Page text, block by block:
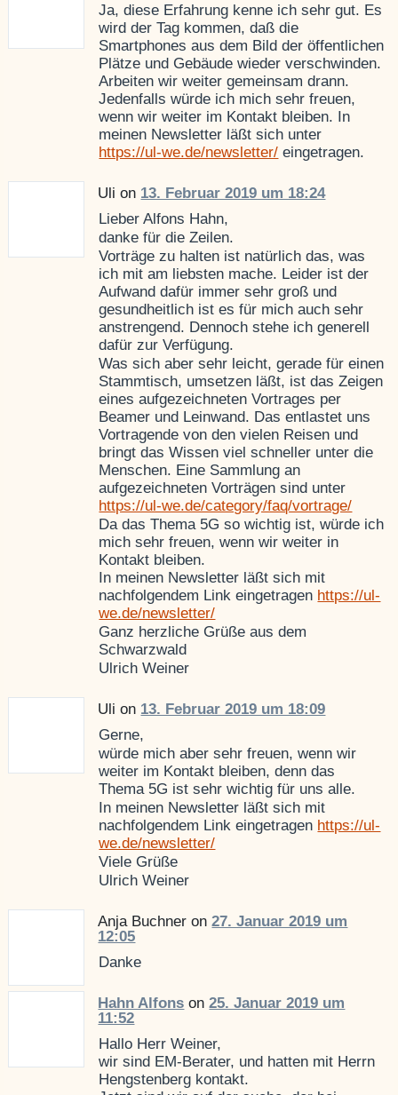
Ja, diese Erfahrung kenne ich sehr gut. Es
wird der Tag kommen, daß die
Smartphones aus dem Bild der öffentlichen
Plätze und Gebäude wieder verschwinden.
Arbeiten wir weiter gemeinsam drann.
Jedenfalls würde ich mich sehr freuen,
wenn wir weiter im Kontakt bleiben. In
meinen Newsletter läßt sich unter
https://ul-we.de/newsletter/ eingetragen.
Uli on 13. Februar 2019 um 18:24
Lieber Alfons Hahn,
danke für die Zeilen.
Vorträge zu halten ist natürlich das, was
ich mit am liebsten mache. Leider ist der
Aufwand dafür immer sehr groß und
gesundheitlich ist es für mich auch sehr
anstrengend. Dennoch stehe ich generell
dafür zur Verfügung.
Was sich aber sehr leicht, gerade für einen
Stammtisch, umsetzen läßt, ist das Zeigen
eines aufgezeichneten Vortrages per
Beamer und Leinwand. Das entlastet uns
Vortragende von den vielen Reisen und
bringt das Wissen viel schneller unter die
Menschen. Eine Sammlung an
aufgezeichneten Vorträgen sind unter
https://ul-we.de/category/faq/vortrage/
Da das Thema 5G so wichtig ist, würde ich
mich sehr freuen, wenn wir weiter in
Kontakt bleiben.
In meinen Newsletter läßt sich mit
nachfolgendem Link eingetragen https://ul-
we.de/newsletter/
Ganz herzliche Grüße aus dem
Schwarzwald
Ulrich Weiner
Uli on 13. Februar 2019 um 18:09
Gerne,
würde mich aber sehr freuen, wenn wir
weiter im Kontakt bleiben, denn das
Thema 5G ist sehr wichtig für uns alle.
In meinen Newsletter läßt sich mit
nachfolgendem Link eingetragen https://ul-
we.de/newsletter/
Viele Grüße
Ulrich Weiner
Anja Buchner on27. Januar 2019 um
12:05
Danke
Hahn Alfons on25. Januar 2019 um
11:52
Hallo Herr Weiner,
wir sind EM-Berater, und hatten mit Herrn
Hengstenberg kontakt.